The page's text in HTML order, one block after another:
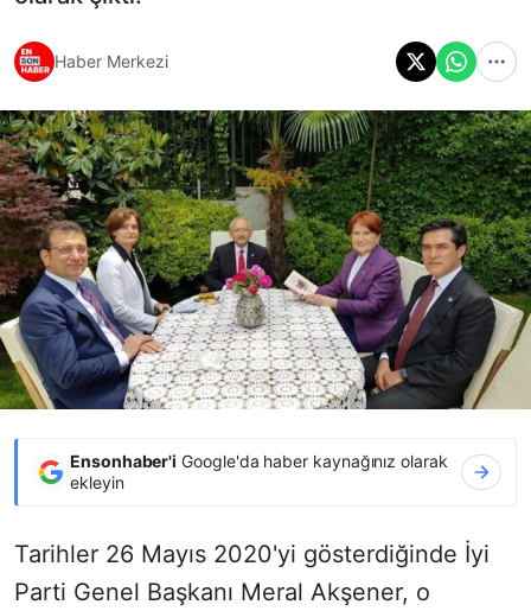
Haber Merkezi
Ensonhaber'i Google'da haber kaynağınız olarak
ekleyin
Tarihler 26 Mayıs 2020'yi gösterdiğinde İyi
Parti Genel Başkanı Meral Akşener, o